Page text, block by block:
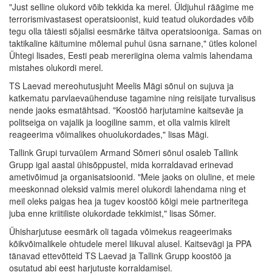
"Just selline olukord võib tekkida ka merel. Üldjuhul räägime me
terrorismivastasest operatsioonist, kuid teatud olukordades võib
tegu olla täiesti sõjalisi eesmärke täitva operatsiooniga. Samas on
taktikaline käitumine mõlemal puhul üsna sarnane," ütles kolonel
Ühtegi lisades, Eesti peab mereriigina olema valmis lahendama
mistahes olukordi merel.
TS Laevad mereohutusjuht Meelis Mägi sõnul on sujuva ja
katkematu parvlaevaühenduse tagamine ning reisijate turvalisus
nende jaoks esmatähtsad. "Koostöö harjutamine kaitseväe ja
politseiga on vajalik ja loogiline samm, et olla valmis kiirelt
reageerima võimalikes ohuolukordades," lisas Mägi.
Tallink Grupi turvaülem Armand Sõmeri sõnul osaleb Tallink
Grupp igal aastal ühisõppustel, mida korraldavad erinevad
ametivõimud ja organisatsioonid. "Meie jaoks on oluline, et meie
meeskonnad oleksid valmis merel olukordi lahendama ning et
meil oleks paigas hea ja tugev koostöö kõigi meie partneritega
juba enne kriitiliste olukordade tekkimist," lisas Sõmer.
Ühisharjutuse eesmärk oli tagada võimekus reageerimaks
kõikvõimalikele ohtudele merel liikuval alusel. Kaitsevägi ja PPA
tänavad ettevõtteid TS Laevad ja Tallink Grupp koostöö ja
osutatud abi eest harjutuste korraldamisel.